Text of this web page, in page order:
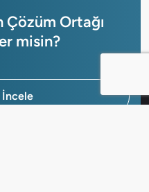
Çözüm Ortağı
misin?
İncele